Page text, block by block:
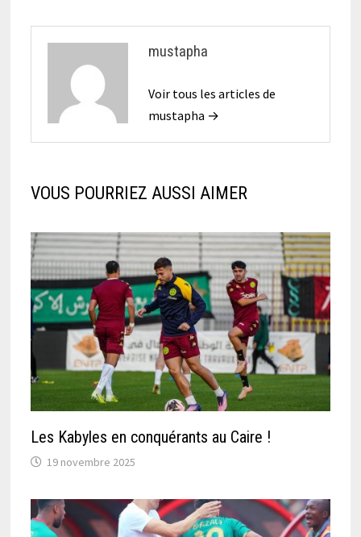
mustapha
Voir tous les articles de
mustapha →
VOUS POURRIEZ AUSSI AIMER
Les Kabyles en conquérants au Caire !
19 novembre 2025